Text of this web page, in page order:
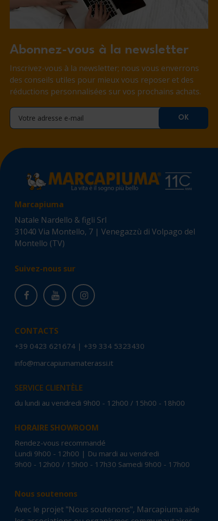
Abonnez-vous à la newsletter
Inscrivez-vous à la newsletter; nous vous enverrons
des conseils utiles pour mieux vous reposer et des
réductions personnalisées sur vos prochains achats.
Marcapiuma
Natale Nardello & figli Srl
31040 Via Montello, 7 | Venegazzù di Volpago del
Montello (TV)
Suivez-nous sur
CONTACTS
+39 0423 621674 | +39 334 5323430
info@marcapiumamaterassi.it
SERVICE CLIENTÈLE
du lundi au vendredi 9h00 - 12h00 / 15h00 - 18h00
HORAIRE SHOWROOM
Rendez-vous recommandé
Lundi 9h00 - 12h00 | Du mardi au vendredi
9h00 - 12h00 / 15h00 - 17h30 Samedi 9h00 - 17h00
Nous soutenons
Avec le projet "Nous soutenons", Marcapiuma aide